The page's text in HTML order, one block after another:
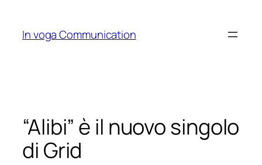
content
In voga Communication
“Alibi” è il nuovo singolo
di Grid